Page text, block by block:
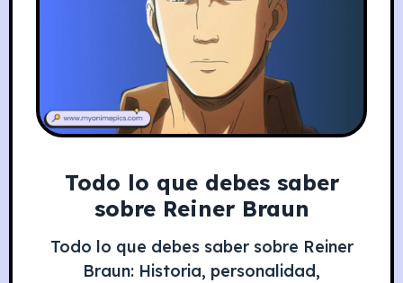
Todo lo que debes saber
sobre Reiner Braun
Todo lo que debes saber sobre Reiner
Braun: Historia, personalidad,